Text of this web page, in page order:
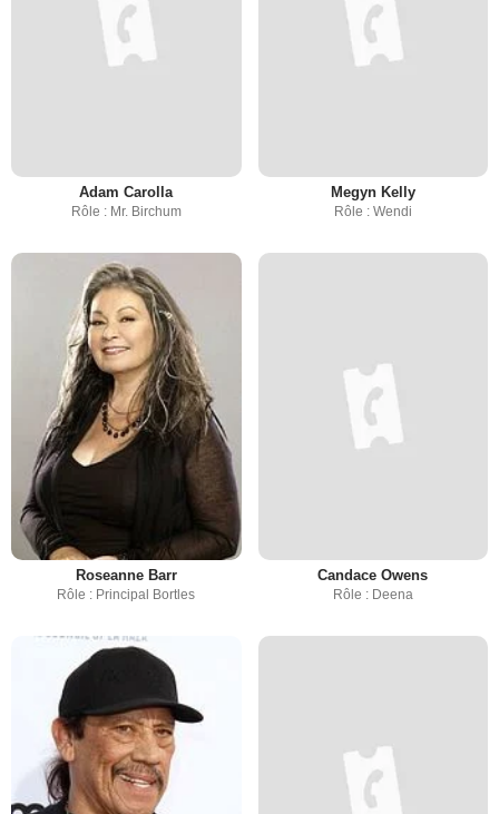
Adam Carolla
Rôle : Mr. Birchum
Megyn Kelly
Rôle : Wendi
Roseanne Barr
Rôle : Principal Bortles
Candace Owens
Rôle : Deena